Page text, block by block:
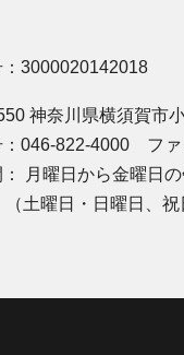
3000020142018
神奈川県横須賀市
：046-822-4000 フ
月曜日から金曜日
（土曜日・日曜日、